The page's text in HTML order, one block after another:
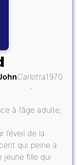
Carlotta1970
à l’âge adulte,
de la
qui peine à
jeune fille qui